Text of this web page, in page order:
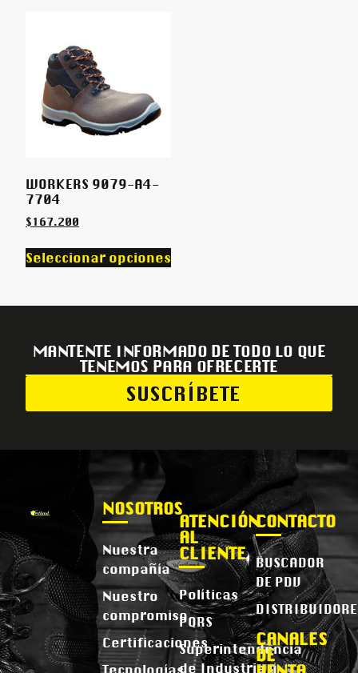
WORKERS 9079-A4-
7704
$167.200
Seleccionar opciones
MANTENTE INFORMADO DE TODO LO QUE
TENEMOS PARA OFRECERTE
SUSCRÍBETE
NOSOTROS
Nuestra
compañía
Nuestro
compromiso
Certificaciones
Tecnologías
ATENCIÓN
AL
CLIENTE
Políticas
PQRS
Superintendencia
de Industria y
CONTACTO
BUSCADOR
DE PDV
CANALES
DE